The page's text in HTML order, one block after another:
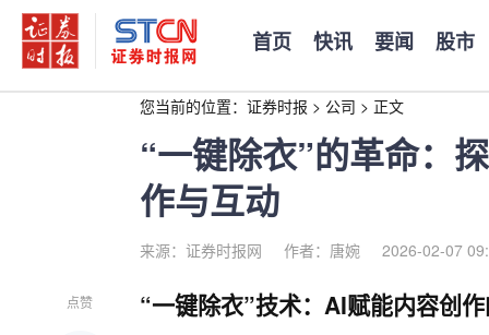
首页 快讯 要闻 股市
您当前的位置： 证券时报 > 公司 > 正文
“一键除衣”的革命：
作与互动
来源：证券时报网 作者：唐婉 2026-02-07
点赞 “一键除衣”技术：AI赋能内容创